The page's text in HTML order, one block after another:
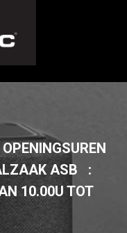
ASB   :
10.00U TOT